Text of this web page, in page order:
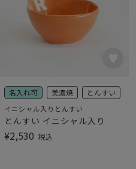
名入れ可 美濃焼 とんすい
イニシャル入りとんすい
とんすい イニシャル入り
¥2,530 税込